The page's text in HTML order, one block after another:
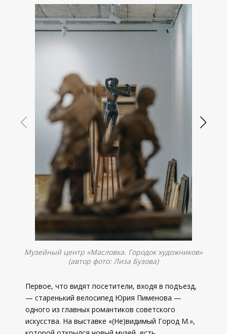
Музейный центр «Масловка. Городок художников»
(автор фото: Лиза Бузова)
Первое, что видят посетители, входя в подъезд,
— старенький велосипед Юрия Пименова —
одного из главных романтиков советского
искусства. На выставке «(Не)видимый Город М.»,